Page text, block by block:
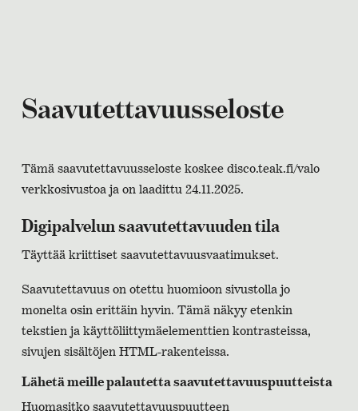
Saavutettavuusseloste
Tämä saavutettavuusseloste koskee disco.teak.fi/valo
verkkosivustoa ja on laadittu 24.11.2025.
Digipalvelun saavutettavuuden tila
Täyttää kriittiset saavutettavuusvaatimukset.
Saavutettavuus on otettu huomioon sivustolla jo
monelta osin erittäin hyvin. Tämä näkyy etenkin
tekstien ja käyttöliittymäelementtien kontrasteissa,
sivujen sisältöjen HTML-rakenteissa.
Lähetä meille palautetta saavutettavuuspuutteista
Huomasitko saavutettavuuspuutteen